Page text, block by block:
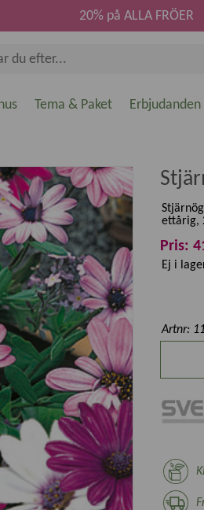
20% på ALLA FRÖER
Tema & Paket Erbjudanden
ettårig,
Pris:
Ej i
Artnr: